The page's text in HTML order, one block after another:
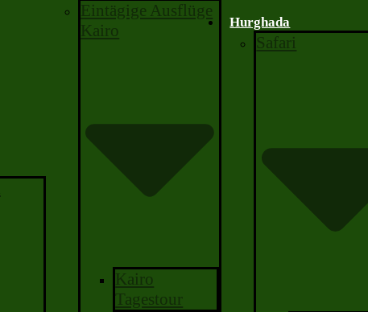
Eintägige Ausflüge
Kairo
Kairo
Tagestour
Hurghada
Safari